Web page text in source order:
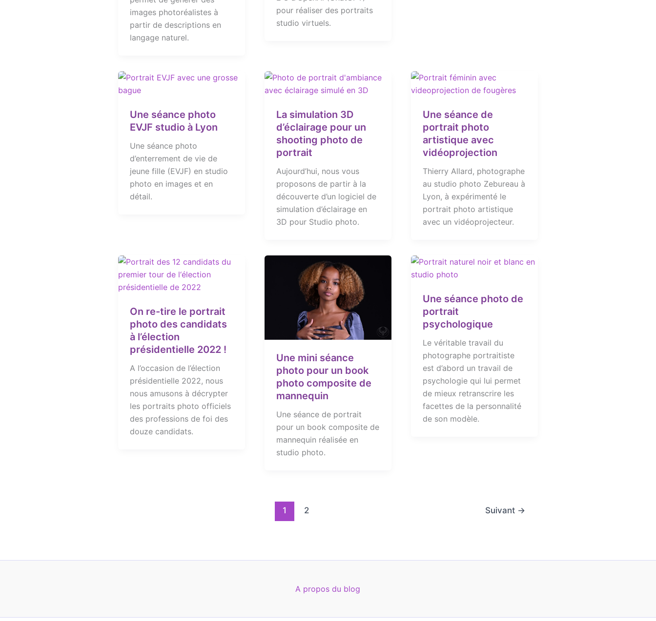
images photoréalistes à
partir de descriptions en
langage naturel.
pour réaliser des portraits
studio virtuels.
Une séance photo
EVJF studio à Lyon
Une séance photo
d’enterrement de vie de
jeune fille (EVJF) en studio
photo en images et en
détail.
La simulation 3D
d’éclairage pour un
shooting photo de
portrait
Aujourd’hui, nous vous
proposons de partir à la
découverte d’un logiciel de
simulation d’éclairage en
3D pour Studio photo.
Une séance de
portrait photo
artistique avec
vidéoprojection
Thierry Allard, photographe
au studio photo Zebureau à
Lyon, à expérimenté le
portrait photo artistique
avec un vidéoprojecteur.
On re-tire le portrait
photo des candidats
à l’élection
présidentielle 2022 !
A l’occasion de l’élection
présidentielle 2022, nous
nous amusons à décrypter
les portraits photo officiels
des professions de foi des
douze candidats.
Une mini séance
photo pour un book
photo composite de
mannequin
Une séance de portrait
pour un book composite de
mannequin réalisée en
studio photo.
Une séance photo de
portrait
psychologique
Le véritable travail du
photographe portraitiste
est d’abord un travail de
psychologie qui lui permet
de mieux retranscrire les
facettes de la personnalité
de son modèle.
1 2 Suivant →
A propos du blog